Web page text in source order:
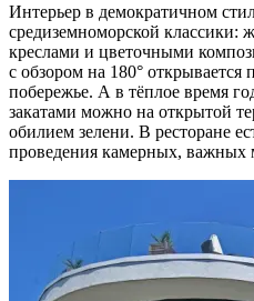
Интерьер в демократичном
средиземноморской
креслами и цветочными
с обзором на 180°
побережье. А в тёплое время
закатами можно на открытой
обилием зелени. В ресторане
проведения камерных, важных